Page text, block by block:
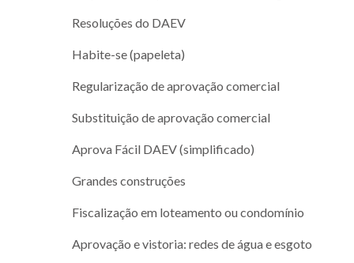
Resoluções do DAEV
Habite-se (papeleta)
Regularização de aprovação comercial
Substituição de aprovação comercial
Aprova Fácil DAEV (simplificado)
Grandes construções
Fiscalização em loteamento ou condomínio
Aprovação e vistoria: redes de água e esgoto